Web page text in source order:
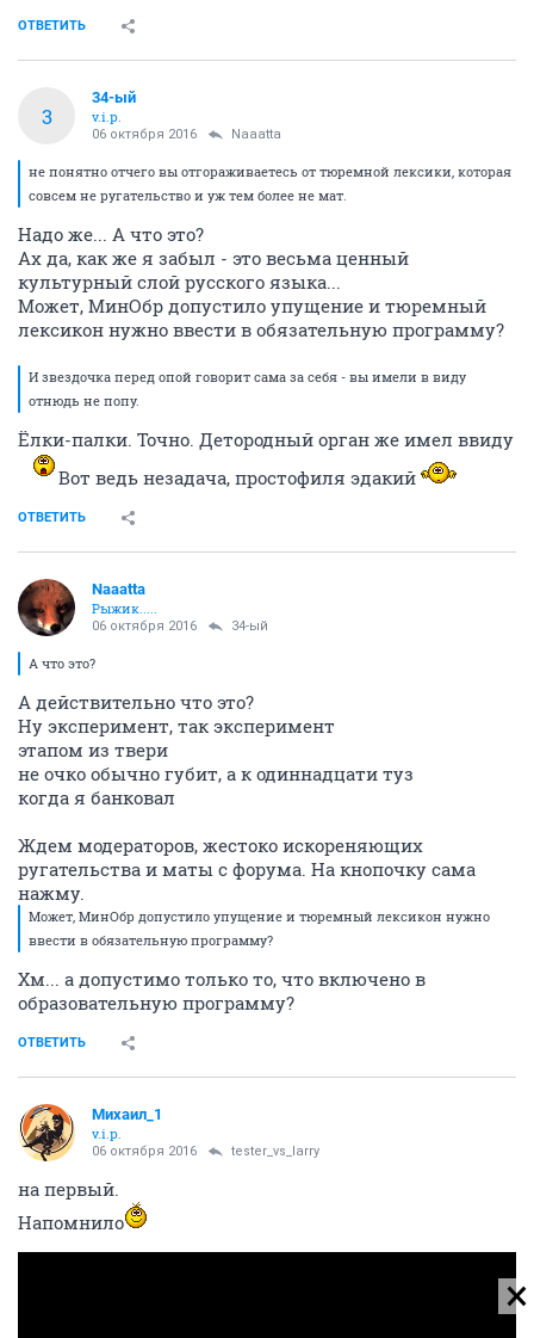
ОТВЕТИТЬ
3
34-ый
v.i.p.
06 октября 2016 Naaatta
не понятно отчего вы отгораживаетесь от тюремной лексики, которая
совсем не ругательство и уж тем более не мат.
Надо же... А что это?
Ах да, как же я забыл - это весьма ценный
культурный слой русского языка...
Может, МинОбр допустило упущение и тюремный
лексикон нужно ввести в обязательную программу?
И звездочка перед опой говорит сама за себя - вы имели в виду
отнюдь не попу.
Ёлки-палки. Точно. Детородный орган же имел ввиду
Вот ведь незадача, простофиля эдакий
ОТВЕТИТЬ
Naaatta
Рыжик.....
06 октября 2016 34-ый
А что это?
А действительно что это?
Ну эксперимент, так эксперимент
этапом из твери
не очко обычно губит, а к одиннадцати туз
когда я банковал
Ждем модераторов, жестоко искореняющих
ругательства и маты с форума. На кнопочку сама
нажму.
Может, МинОбр допустило упущение и тюремный лексикон нужно
ввести в обязательную программу?
Хм... а допустимо только то, что включено в
образовательную программу?
ОТВЕТИТЬ
Михаил_1
v.i.p.
06 октября 2016 tester_vs_larry
на первый.
Напомнило